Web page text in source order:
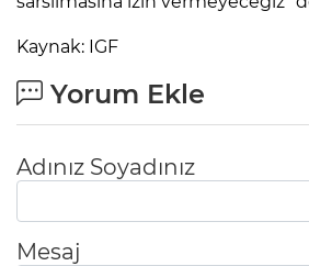
Kaynak: IGF
Yorum Ekle
Adınız Soyadınız
Mesaj